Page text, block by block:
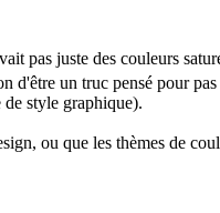
juste des couleurs
d'être un truc pensé pour
style graphique).
ou que les thèmes de